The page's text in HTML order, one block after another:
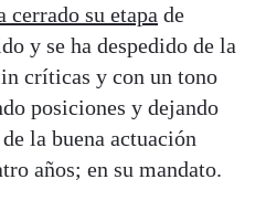
cerrado su etapa de
y se ha despedido de la
críticas y con un tono
posiciones y dejando
la buena actuación
años; en su mandato.